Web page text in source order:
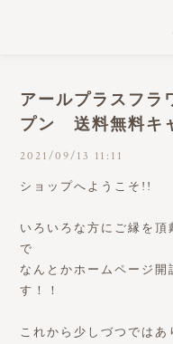
アールプラスフ
プン 送料無料キ
2021/09/13 11:11
ショップへようこそ!!
いろいろな方にご縁を頂
で
なんとかホームページ開
す！！
これから少しづつでは